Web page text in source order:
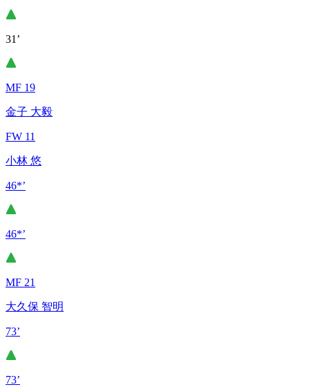
31’
MF 19
金子 大毅
FW 11
小林 悠
46*’
46*’
MF 21
大久保 智明
73’
73’